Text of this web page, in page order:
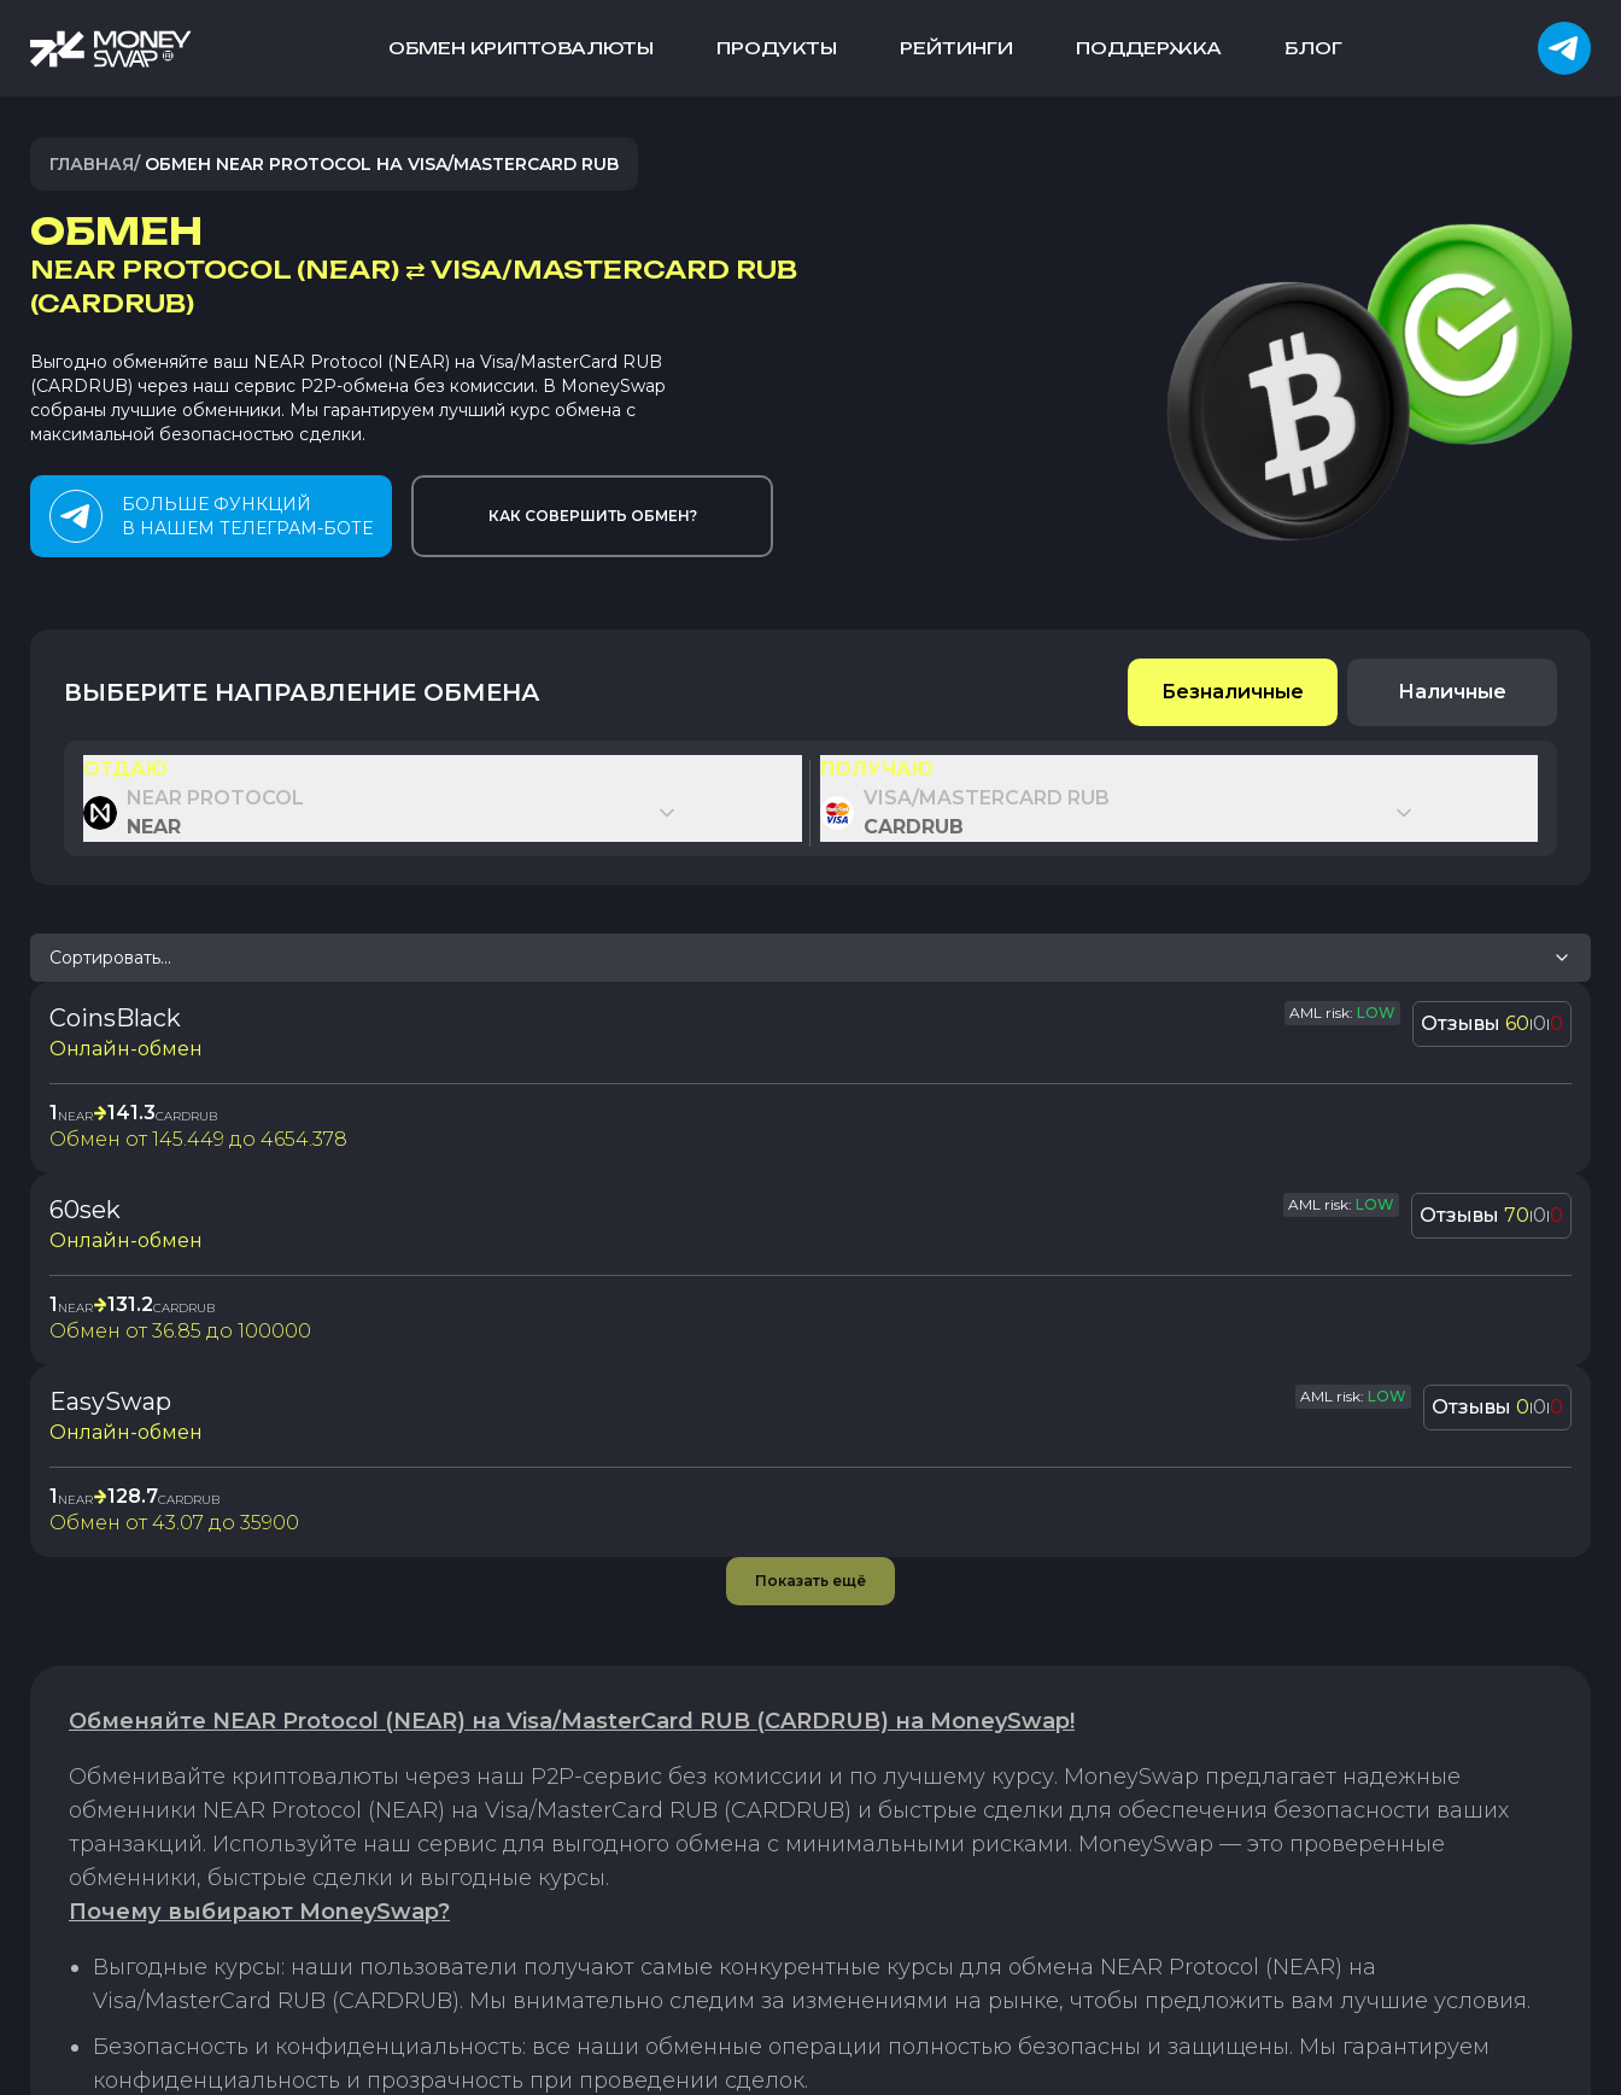
ОБМЕН КРИПТОВАЛЮТЫ ПРОДУКТЫ РЕЙТИНГИ ПОДДЕРЖКА БЛОГ
ГЛАВНАЯ/ ОБМЕН NEAR PROTOCOL НА VISA/MASTERCARD RUB
ОБМЕН
NEAR PROTOCOL (NEAR) ⇄ VISA/MASTERCARD RUB
(CARDRUB)
Выгодно обменяйте ваш NEAR Protocol (NEAR) на Visa/MasterCard RUB
(CARDRUB) через наш сервис P2P-обмена без комиссии. В MoneySwap
собраны лучшие обменники. Мы гарантируем лучший курс обмена с
максимальной безопасностью сделки.
БОЛЬШЕ ФУНКЦИЙ
В НАШЕМ ТЕЛЕГРАМ-БОТЕ
КАК СОВЕРШИТЬ ОБМЕН?
ВЫБЕРИТЕ НАПРАВЛЕНИЕ ОБМЕНА Безналичные Наличные
ОТДАЮ
NEAR PROTOCOL
NEAR
ПОЛУЧАЮ
VISA/MASTERCARD RUB
CARDRUB
Сортировать...
CoinsBlack AML risk: LOW
Онлайн-обмен
Отзывы 60|0|0
1 NEAR 141.3CARDRUB
Обмен от145.449 до 4654.378
60sek AML risk: LOW
Онлайн-обмен
Отзывы 70|0|0
1 NEAR 131.2CARDRUB
Обмен от36.85 до 100000
EasySwap AML risk: LOW
Онлайн-обмен
Отзывы 0|0|0
1 NEAR 128.7CARDRUB
Обмен от43.07 до 35900
Показать ещё
Обменяйте NEAR Protocol (NEAR) на Visa/MasterCard RUB (CARDRUB) на MoneySwap!
Обменивайте криптовалюты через наш P2P-сервис без комиссии и по лучшему курсу. MoneySwap предлагает надежные
обменники NEAR Protocol (NEAR) на Visa/MasterCard RUB (CARDRUB) и быстрые сделки для обеспечения безопасности ваших
транзакций. Используйте наш сервис для выгодного обмена с минимальными рисками. MoneySwap — это проверенные
обменники, быстрые сделки и выгодные курсы.
Почему выбирают MoneySwap?
Выгодные курсы: наши пользователи получают самые конкурентные курсы для обмена NEAR Protocol (NEAR) на
Visa/MasterCard RUB (CARDRUB). Мы внимательно следим за изменениями на рынке, чтобы предложить вам лучшие условия.
Безопасность и конфиденциальность: все наши обменные операции полностью безопасны и защищены. Мы гарантируем
конфиденциальность и прозрачность при проведении сделок.